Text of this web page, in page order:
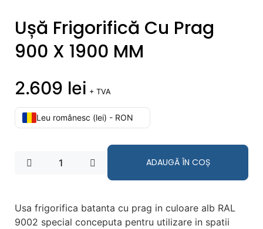
Ușă Frigorifică Cu Prag
900 X 1900 MM
2.609 lei + TVA
Leu românesc (lei) - RON
ADAUGĂ ÎN COȘ
Usa frigorifica batanta cu prag in culoare alb RAL
9002 special conceputa pentru utilizare in spatii